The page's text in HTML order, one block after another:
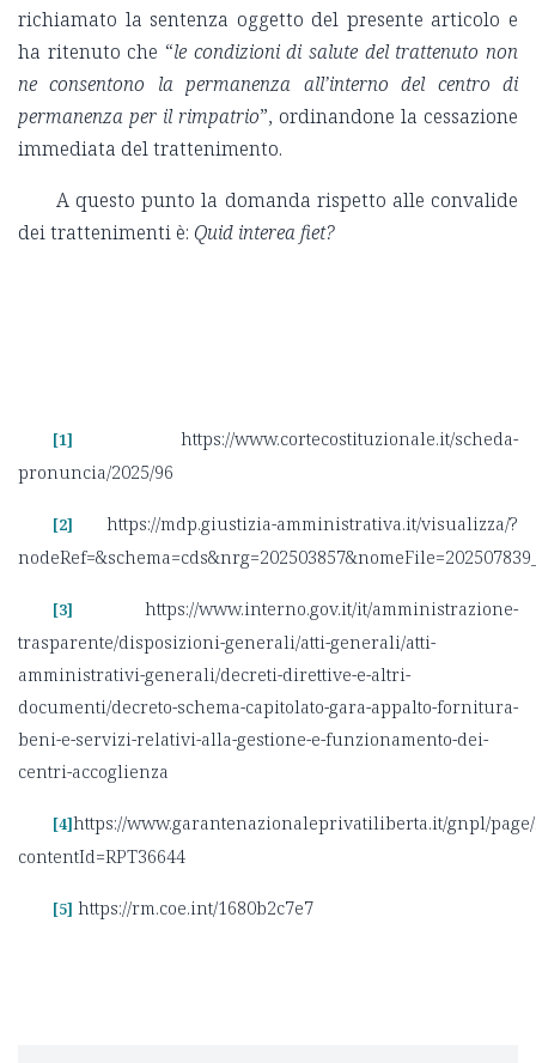
richiamato la sentenza oggetto del presente articolo e
ha ritenuto che “le condizioni di salute del trattenuto non
ne consentono la permanenza all’interno del centro di
permanenza per il rimpatrio”, ordinandone la cessazione
immediata del trattenimento.
A questo punto la domanda rispetto alle convalide
dei trattenimenti è: Quid interea fiet?
[1] https://www.cortecostituzionale.it/scheda-
pronuncia/2025/96
[2] https://mdp.giustizia-amministrativa.it/visualizza/?
[3] https://www.interno.gov.it/it/amministrazione-
trasparente/disposizioni-generali/atti-generali/atti-
amministrativi-generali/decreti-direttive-e-altri-
documenti/decreto-schema-capitolato-gara-appalto-fornitura-
beni-e-servizi-relativi-alla-gestione-e-funzionamento-dei-
centri-accoglienza
[4]https://www.garantenazionaleprivatiliberta.it/gnpl/page/
contentId=RPT36644
[5] https://rm.coe.int/1680b2c7e7